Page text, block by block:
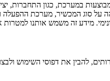
במערכת, כגון התחברות,
על סוג המכשיר, מערכת
להבין את דפוסי השימוש